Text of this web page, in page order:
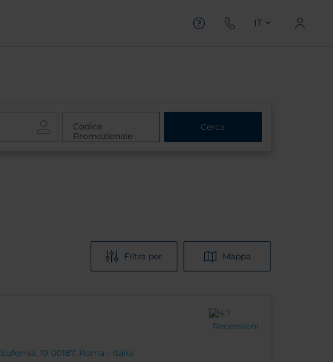
IT
Codice
Promozionale
Cerca
Filtra per Mappa
19 00187, Roma - Italia
Recensioni